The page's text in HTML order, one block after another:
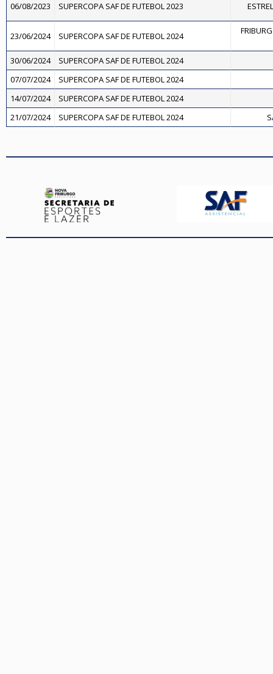
06/08/2023 SUPERCOPA SAF DE FUTEBOL 2023
23/06/2024 SUPERCOPA SAF DE FUTEBOL 2024
30/06/2024
SUPERCOPA SAF DE FUTEBOL 2024
07/07/2024
SUPERCOPA SAF DE FUTEBOL 2024
14/07/2024
SUPERCOPA SAF DE FUTEBOL 2024
21/07/2024
SUPERCOPA SAF DE FUTEBOL 2024